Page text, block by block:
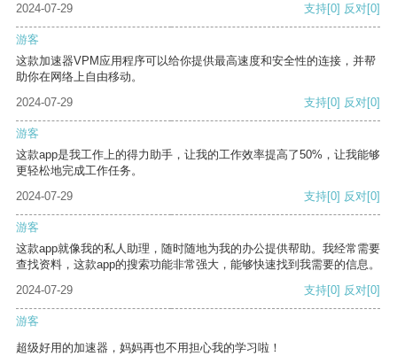
2024-07-29 支持[0] 反对[0]
游客
这款加速器VPM应用程序可以给你提供最高速度和安全性的连接，并帮
助你在网络上自由移动。
2024-07-29
支持[0] 反对[0]
游客
这款app是我工作上的得力助手，让我的工作效率提高了50%，让我能够
更轻松地完成工作任务。
2024-07-29
支持[0] 反对[0]
游客
这款app就像我的私人助理，随时随地为我的办公提供帮助。我经常需要
查找资料，这款app的搜索功能非常强大，能够快速找到我需要的信息。
2024-07-29
支持[0] 反对[0]
游客
超级好用的加速器，妈妈再也不用担心我的学习啦！